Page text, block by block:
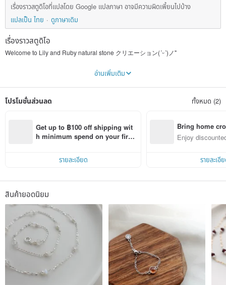
เรื่องราวสตูดิโอที่แปลโดย Google แปลภาษา อาจมีความผิดเพี้ยนไปบ้าง
แปลเป็น ไทย
ดูภาษาเดิม
เรื่องราวสตูดิโอ
Welcome to Lily and Ruby natural stone クリエーション(ˊᵕˋ)ノ"
I am a Taiwanese mother of two currently living in Japan.
The brand name "Lily and Ruby" is taken from the names of my two daughters.
I studied geological sciences in college, and that's when I fell in love with
stones and the beauty of the fusion of nature and art.
Each natural stone is a unique treasure from nature. Here, we use high-quality
perfect piece here and let the charm of natural stone become a part of your life.
อ่านเพิ่มเติม
โปรโมชั่นส่วนลด ทั้งหมด (2)
Get up to ฿100 off shipping wit
h minimum spend on your first
รายละเอียด
Bring home
n with ease
Enjoy
รายละเอี
สินค้ายอดนิยม